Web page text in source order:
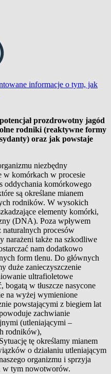
informacje o tym, jak
prozdrowotny jagód
rodniki (reaktywne formy
oraz jak powstaje
niezbędny
w komórkach w procesie
oddychania komórkowego
są określane mianem
rodników. W wysokich
elementy komórki,
(DNA). Poza wpływem
procesów
narażeni także na szkodliwe
nam dodatkowo
form tlenu. Do głównych
duże zanieczyszczenie
ultrafioletowe
w tłuszcze nasycone
na wyżej wymienione
powstającymi z biegiem lat
zachwianie
(utleniającymi –
rodników),
tę określamy mianem
o działaniu utleniającym
organizmu i sprzyja
w tym nowotworów.